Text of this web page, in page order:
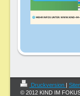
Druckversion |
© 2012 KIND IM